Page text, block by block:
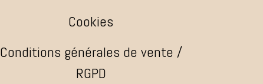
Cookies
Conditions générales de vente /
RGPD